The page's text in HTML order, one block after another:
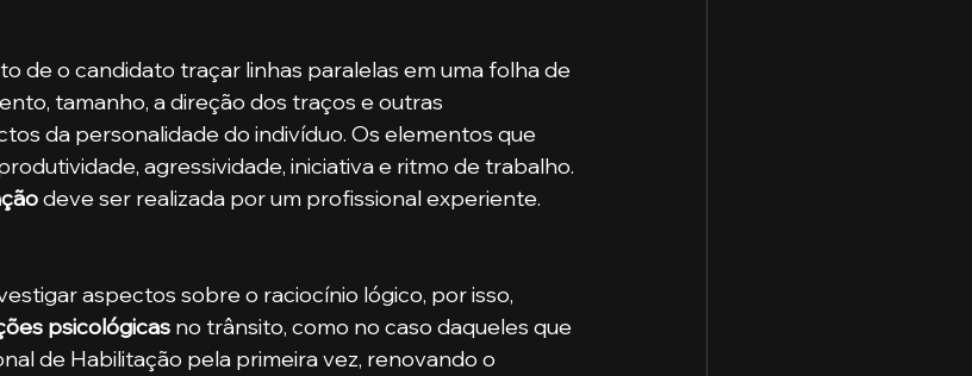
tamanho, a direção dos traços e outras
da personalidade do indivíduo. Os elementos que
agressividade, iniciativa e ritmo de trabalho.
deve ser realizada por um profissional experiente.
aspectos sobre o raciocínio lógico, por isso,
psicológicas no trânsito, como no caso daqueles que
de Habilitação pela primeira vez, renovando o